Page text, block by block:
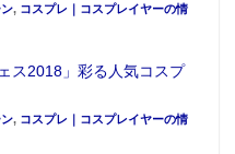
, コスプレ｜コスプレイヤーの情
ス2018」彩る人気コスプ
, コスプレ｜コスプレイヤーの情